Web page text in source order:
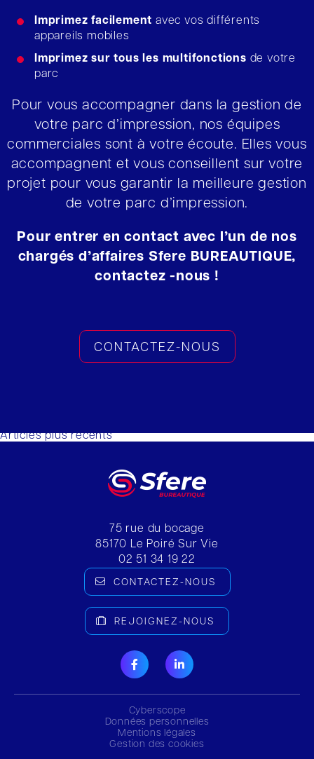
Imprimez facilement avec vos différents
appareils mobiles
Imprimez sur tous les multifonctions de votre
parc
Pour vous accompagner dans la gestion de
votre parc d’impression, nos équipes
commerciales sont à votre écoute. Elles vous
accompagnent et vous conseillent sur votre
projet pour vous garantir la meilleure gestion
de votre parc d’impression.
Pour entrer en contact avec l’un de nos
chargés d’affaires Sfere BUREAUTIQUE,
contactez -nous !
CONTACTEZ-NOUS
Articles plus récents
75 rue du bocage
85170 Le Poiré Sur Vie
02 51 34 19 22
CONTACTEZ-NOUS
REJOIGNEZ-NOUS
Cyberscope
Données personnelles
Mentions légales
Gestion des cookies